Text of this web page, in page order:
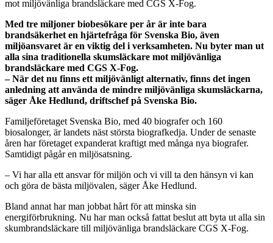
mot miljövänliga brandsläckare med CGS X-Fog.
Med tre miljoner biobesökare per år är inte bara
brandsäkerhet en hjärtefråga för Svenska Bio, även
miljöansvaret är en viktig del i verksamheten. Nu byter man ut
alla sina traditionella skumsläckare mot miljövänliga
brandsläckare med CGS X-Fog.
– När det nu finns ett miljövänligt alternativ, finns det ingen
anledning att använda de mindre miljövänliga skumsläckarna,
säger Åke Hedlund, driftschef på Svenska Bio.
Familjeföretaget Svenska Bio, med 40 biografer och 160
biosalonger, är landets näst största biografkedja. Under de senaste
åren har företaget expanderat kraftigt med många nya biografer.
Samtidigt pågår en miljösatsning.
– Vi har alla ett ansvar för miljön och vi vill ta den hänsyn vi kan
och göra de bästa miljövalen, säger Åke Hedlund.
Bland annat har man jobbat hårt för att minska sin
energiförbrukning. Nu har man också fattat beslut att byta ut alla sin
skumbrandsläckare till miljövänliga brandsläckare CGS X-Fog.